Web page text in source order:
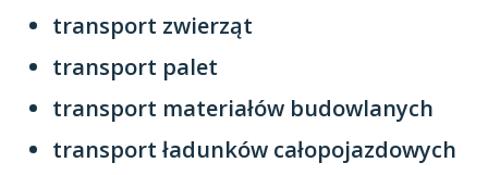
transport zwierząt
transport palet
transport materiałów budowlanych
transport ładunków całopojazdowych